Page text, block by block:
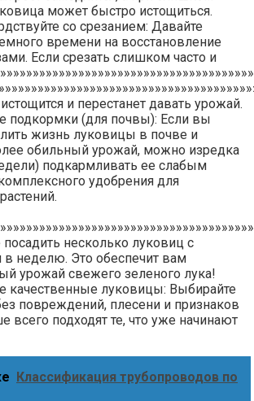
может быстро истощиться.
со срезанием: Давайте
времени на восстановление
Если срезать слишком часто и
и перестанет давать урожай.
подкормки (для почвы): Если вы
жизнь луковицы в почве и
обильный урожай, можно изредка
подкармливать ее слабым
удобрения для
посадить несколько луковиц с
в неделю. Это обеспечит вам
урожай свежего зеленого лука!
качественные луковицы: Выбирайте
повреждений, плесени и признаков
всего подходят те, что уже начинают
Классификация трубопроводов по